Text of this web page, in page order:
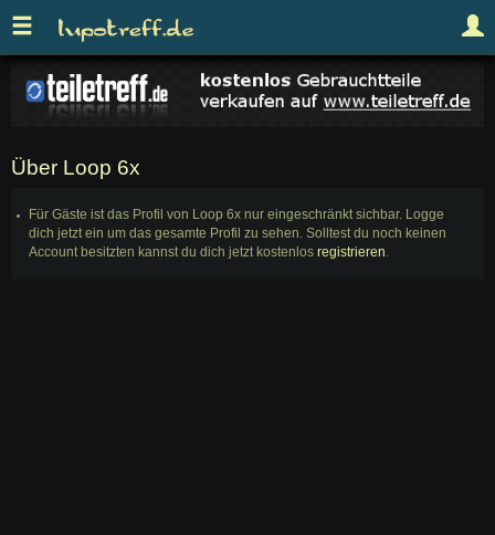
Über Loop 6x
Für Gäste ist das Profil von Loop 6x nur eingeschränkt sichbar. Logge
dich jetzt ein um das gesamte Profil zu sehen. Solltest du noch keinen
Account besitzten kannst du dich jetzt kostenlos registrieren.